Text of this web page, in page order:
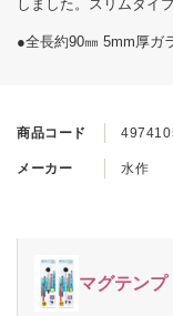
商品コード
メーカー 水作
マグテンプ
しました。スリムタイ
●全長約90㎜ 5mm厚ガ